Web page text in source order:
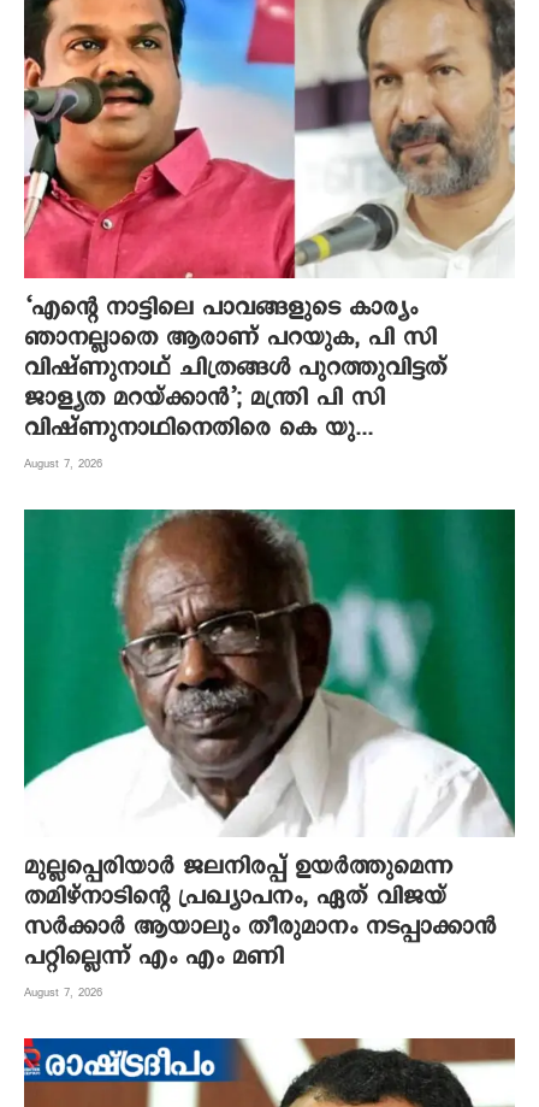
‘എന്റെ നാട്ടിലെ പാവങ്ങളുടെ കാര്യം
ഞാനല്ലാതെ ആരാണ് പറയുക, പി സി
വിഷ്‌ണുനാഥ് ചിത്രങ്ങൾ പുറത്തുവിട്ടത്
ജാള്യത മറയ്ക്കാൻ’; മന്ത്രി പി സി
വിഷ്ണുനാഥിനെതിരെ കെ യു...
August 7, 2026
മുല്ലപ്പെരിയാർ ജലനിരപ്പ് ഉയർത്തുമെന്ന
തമിഴ്നാടിന്റെ പ്രഖ്യാപനം, ഏത് വിജയ്
സർക്കാർ ആയാലും തീരുമാനം നടപ്പാക്കാൻ
പറ്റില്ലെന്ന് എം എം മണി
August 7, 2026